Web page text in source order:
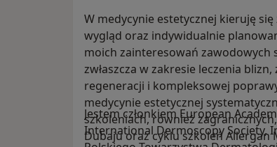
W medycynie estetycznej kieruję
wygląd oraz indywidualnie
moich zainteresowań
zwłaszcza w zakresie leczenia
regeneracji i kompleksowej
medycynie estetycznej
szkoleniach, również
Dubaju oraz cyklu szkoleń Allergan
Jestem członkiem European
International Dermoscopy Society,